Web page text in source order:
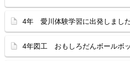
4年 愛川体験学習に出発しまし
4年図工 おもしろだんボールボ